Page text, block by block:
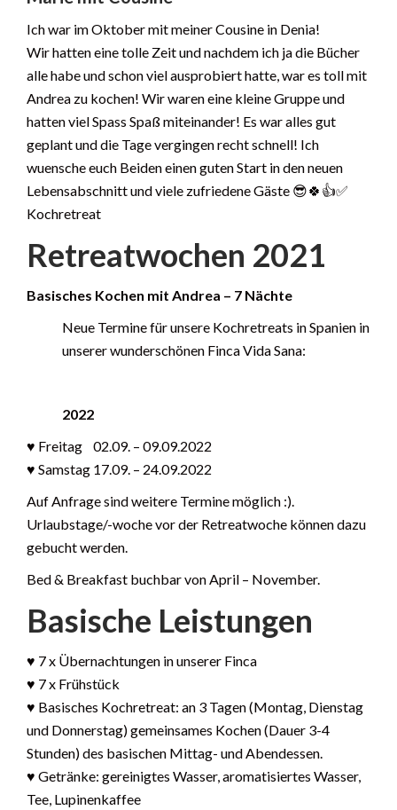
Ich war im Oktober mit meiner Cousine in Denia!
Wir hatten eine tolle Zeit und nachdem ich ja die Bücher
alle habe und schon viel ausprobiert hatte, war es toll mit
Andrea zu kochen! Wir waren eine kleine Gruppe und
hatten viel Spass Spaß miteinander! Es war alles gut
geplant und die Tage vergingen recht schnell! Ich
wuensche euch Beiden einen guten Start in den neuen
Lebensabschnitt und viele zufriedene Gäste 😎🍀👍✅
Kochretreat
Retreatwochen 2021
Basisches Kochen mit Andrea – 7 Nächte
Neue Termine für unsere Kochretreats in Spanien in
unserer wunderschönen Finca Vida Sana:
2022
♥ Freitag 02.09. – 09.09.2022
♥ Samstag 17.09. – 24.09.2022
Auf Anfrage sind weitere Termine möglich :).
Urlaubstage/-woche vor der Retreatwoche können dazu
gebucht werden.
Bed & Breakfast buchbar von April – November.
Basische Leistungen
♥ 7 x Übernachtungen in unserer Finca
♥ 7 x Frühstück
♥ Basisches Kochretreat: an 3 Tagen (Montag, Dienstag
und Donnerstag) gemeinsames Kochen (Dauer 3-4
Stunden) des basischen Mittag- und Abendessen.
♥ Getränke: gereinigtes Wasser, aromatisiertes Wasser,
Tee, Lupinenkaffee